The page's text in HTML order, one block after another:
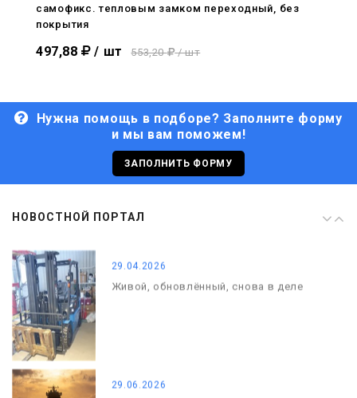
самофикс. тепловым замком переходный, без
покрытия
497,88 / шт 553,20 / шт
Нужна помощь в подборе? Заполните форму
и мы вам поможем!
ЗАПОЛНИТЬ ФОРМУ
НОВОСТНОЙ ПОРТАЛ
29.06.2026
С Днём кораблестроителя!
С Днём Победы. Память, которая с
29.04.2026
Живой, обновлённый, снова в деле
29.06.2026